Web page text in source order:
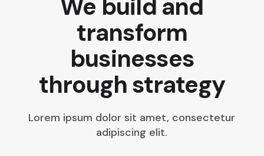
We build and
transform
businesses
through strategy
Lorem ipsum dolor sit amet, consectetur
adipiscing elit.